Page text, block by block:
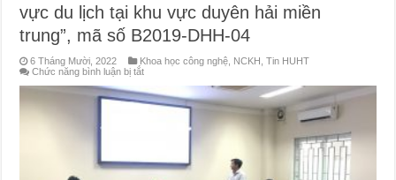
vực du lịch tại khu vực duyên hải miền
trung”, mã số B2019-DHH-04
6 Tháng Mười, 2022 Khoa học công nghệ NCKH ,Tin HUHT
Chức năng bình luận bị tắtở
thành
báo
cấp